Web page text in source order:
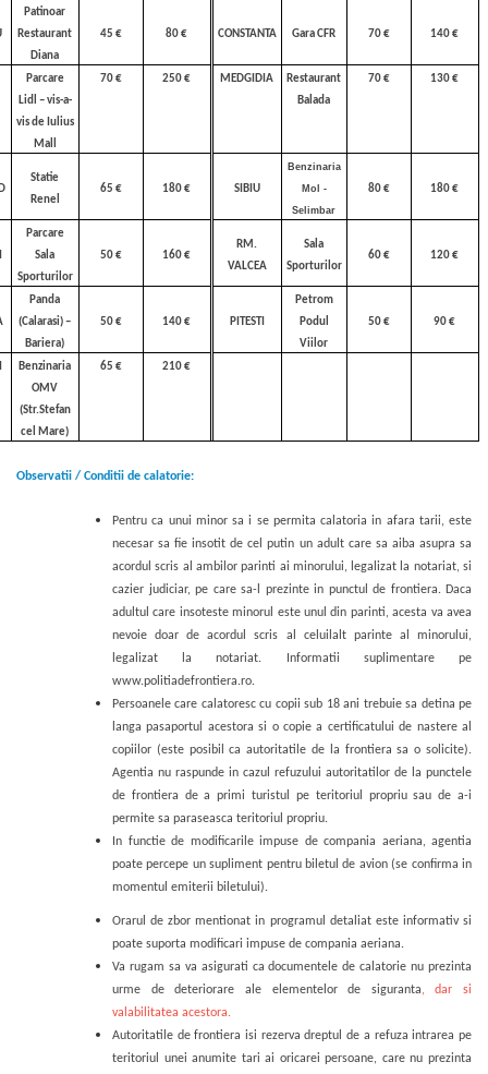
Patinoar
Restaurant
Diana
45 € 80 € CONSTANTA Gara CFR 70 € 140 €
Parcare
Lidl – vis-a-
vis de Iulius
Mall
70 € 250 € MEDGIDIA
Restaurant
Balada
70 € 130 €
Statie
Renel
65 € 180 € SIBIU
Benzinaria
Mol -
Selimbar
80 € 180 €
Parcare
Sala
Sporturilor
50 € 160 €
RM.
VALCEA
Sala
Sporturilor
60 € 120 €
Panda
(Calarasi) –
Bariera)
50 € 140 € PITESTI
Petrom
Podul
Viilor
50 € 90 €
Benzinaria
OMV
(Str.Stefan
cel Mare)
65 € 210 €
Observatii / Conditii de calatorie:
Pentru ca unui minor sa i se permita calatoria in afara tarii, este
necesar sa fie insotit de cel putin un adult care sa aiba asupra sa
acordul scris al ambilor parinti ai minorului, legalizat la notariat, si
cazier judiciar, pe care sa-l prezinte in punctul de frontiera. Daca
adultul care insoteste minorul este unul din parinti, acesta va avea
nevoie doar de acordul scris al celuilalt parinte al minorului,
legalizat la notariat. Informatii suplimentare pe
www.politiadefrontiera.ro.
Persoanele care calatoresc cu copii sub 18 ani trebuie sa detina pe
langa pasaportul acestora si o copie a certificatului de nastere al
copiilor (este posibil ca autoritatile de la frontiera sa o solicite).
Agentia nu raspunde in cazul refuzului autoritatilor de la punctele
de frontiera de a primi turistul pe teritoriul propriu sau de a-i
permite sa paraseasca teritoriul propriu.
In functie de modificarile impuse de compania aeriana, agentia
poate percepe un supliment pentru biletul de avion (se confirma in
momentul emiterii biletului).
Orarul de zbor mentionat in programul detaliat este informativ si
poate suporta modificari impuse de compania aeriana.
Va rugam sa va asigurati ca documentele de calatorie nu prezinta
urme de deteriorare ale elementelor de siguranta, dar si
valabilitatea acestora.
Autoritatile de frontiera isi rezerva dreptul de a refuza intrarea pe
teritoriul unei anumite tari ai oricarei persoane, care nu prezinta